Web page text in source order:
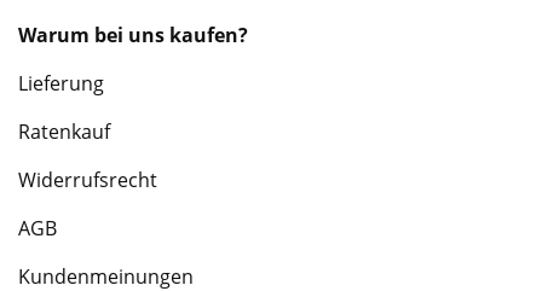
Warum bei uns kaufen?
Lieferung
Ratenkauf
Widerrufsrecht
AGB
Kundenmeinungen